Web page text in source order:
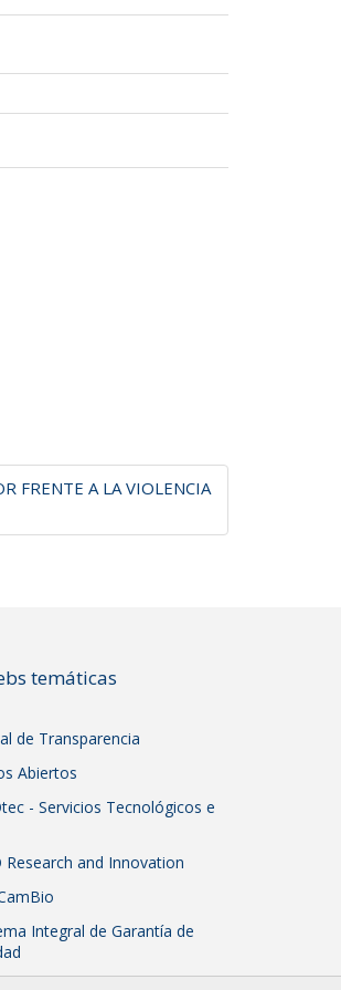
FRENTE A LA VIOLENCIA
temáticas
de Transparencia
Abiertos
- Servicios Tecnológicos e
Research and Innovation
Integral de Garantía de